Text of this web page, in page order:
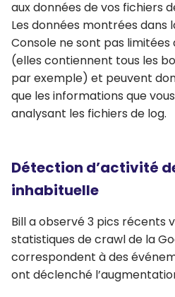
aux données de vos fichiers
Les données montrées dans
Console ne sont pas limitées
(elles contiennent tous les
par exemple) et peuvent
que les informations que
analysant les fichiers de log.
Détection d’activité
inhabituelle
Bill a observé 3 pics récents
statistiques de crawl de la
correspondent à des
ont déclenché